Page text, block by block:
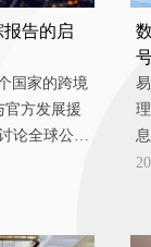
告的启
国家的跨境
官方发展援
论全球公益
跨境公益数